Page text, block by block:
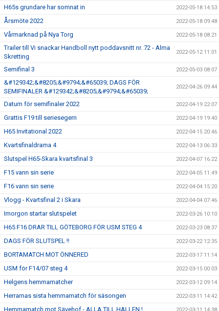
H65s grundare har somnat in 2022-05-18 14:53
Årsmöte 2022 2022-05-18 09:48
Vårmarknad på Nya Torg 2022-05-18 08:21
Trailer till Vi snackar Handboll nytt poddavsnitt nr. 72 - Alma
Skretting
2022-05-12 11:01
Semifinal 3 2022-05-03 08:07
&#129342;&#8205;&#9794;&#65039; DAGS FÖR
SEMIFINALER &#129342;&#8205;&#9794;&#65039;
2022-04-26 09:44
Datum för semifinaler 2022 2022-04-19 22:07
Grattis F19 till seriesegern 2022-04-19 19:40
H65 Invitational 2022 2022-04-15 20:46
Kvartsfinaldrama 4 2022-04-13 06:33
Slutspel H65-Skara kvartsfinal 3 2022-04-07 16:22
F15 vann sin serie 2022-04-05 11:49
F16 vann sin serie 2022-04-04 15:20
Vlogg - Kvartsfinal 2 i Skara 2022-04-04 07:46
Imorgon startar slutspelet 2022-03-26 10:10
H65 F16 DRAR TILL GÖTEBORG FÖR USM STEG 4 2022-03-23 08:37
DAGS FÖR SLUTSPEL !! 2022-03-22 12:35
BORTAMATCH MOT ÖNNERED 2022-03-17 11:14
USM för F14/07 steg 4 2022-03-15 00:03
Helgens hemmamatcher 2022-03-12 09:14
Herrarnas sista hemmamatch för säsongen 2022-03-11 14:42
Hemmamatch mot Sävehof - ALLA TILL HALLEN !